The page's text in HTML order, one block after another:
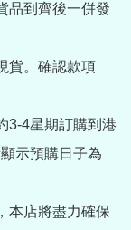
品到齊後一併發
貨。確認款項
3-4星期訂購到港
示預購日子為
本店將盡力確保